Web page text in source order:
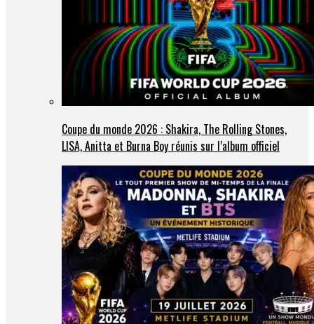
Coupe du monde 2026 : Shakira, The Rolling Stones,
LISA, Anitta et Burna Boy réunis sur l’album officiel